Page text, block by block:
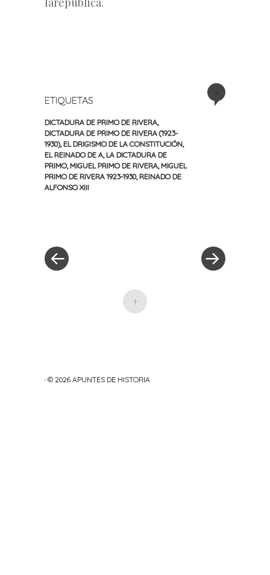
ETIQUETAS
DICTADURA DE PRIMO DE RIVERA
DICTADURA DE PRIMO DE RIVERA (1923-
1930), EL DRIGISMO DE LA CONSTITUCIÓN
EL REINADO DE A LA DICTADURA DE
PRIMO, MIGUEL PRIMO DE RIVERA MIGUEL
PRIMO DE RIVERA 1923-1930, REINADO DE
ALFONSO XIII
entradas
+
· © 2026 APUNTES DE HISTORIA